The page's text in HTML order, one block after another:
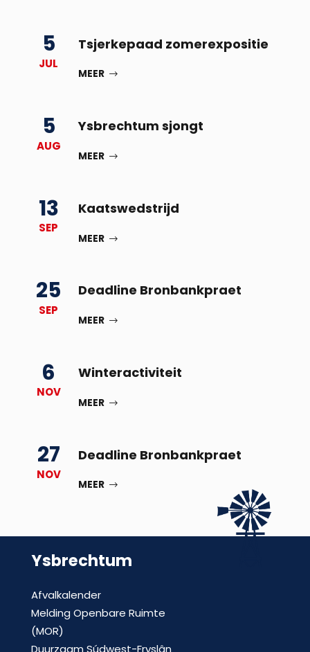
5
JUL
Tsjerkepaad zomerexpositie
MEER
5
AUG
Ysbrechtum sjongt
MEER
13
SEP
Kaatswedstrijd
MEER
25
SEP
Deadline Bronbankpraet
MEER
6
NOV
Winteractiviteit
MEER
27
NOV
Deadline Bronbankpraet
MEER
Ysbrechtum
Afvalkalender
Melding Openbare Ruimte
(MOR)
Duurzaam Súdwest-Fryslân